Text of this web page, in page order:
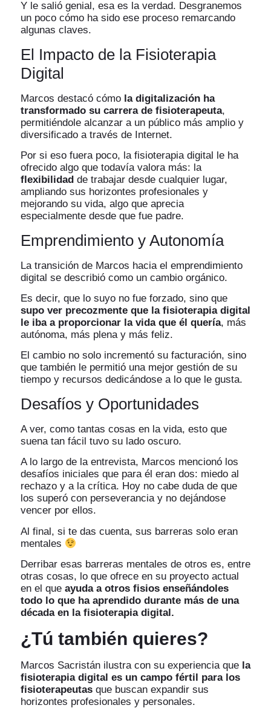
Y le salió genial, esa es la verdad. Desgranemos
un poco cómo ha sido ese proceso remarcando
algunas claves.
El Impacto de la Fisioterapia
Digital
Marcos destacó cómo la digitalización ha
transformado su carrera de fisioterapeuta,
permitiéndole alcanzar a un público más amplio y
diversificado a través de Internet.
Por si eso fuera poco, la fisioterapia digital le ha
ofrecido algo que todavía valora más: la
flexibilidad de trabajar desde cualquier lugar,
ampliando sus horizontes profesionales y
mejorando su vida, algo que aprecia
especialmente desde que fue padre.
Emprendimiento y Autonomía
La transición de Marcos hacia el emprendimiento
digital se describió como un cambio orgánico.
Es decir, que lo suyo no fue forzado, sino que
supo ver precozmente que la fisioterapia digital
le iba a proporcionar la vida que él quería, más
autónoma, más plena y más feliz.
El cambio no solo incrementó su facturación, sino
que también le permitió una mejor gestión de su
tiempo y recursos dedicándose a lo que le gusta.
Desafíos y Oportunidades
A ver, como tantas cosas en la vida, esto que
suena tan fácil tuvo su lado oscuro.
A lo largo de la entrevista, Marcos mencionó los
desafíos iniciales que para él eran dos: miedo al
rechazo y a la crítica. Hoy no cabe duda de que
los superó con perseverancia y no dejándose
vencer por ellos.
Al final, si te das cuenta, sus barreras solo eran
mentales
Derribar esas barreras mentales de otros es, entre
otras cosas, lo que ofrece en su proyecto actual
en el que ayuda a otros fisios enseñándoles
todo lo que ha aprendido durante más de una
década en la fisioterapia digital.
¿Tú también quieres?
Marcos Sacristán ilustra con su experiencia que la
fisioterapia digital es un campo fértil para los
fisioterapeutas que buscan expandir sus
horizontes profesionales y personales.